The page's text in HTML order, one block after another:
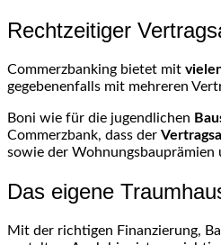
Rechtzeitiger
Commerzbanking bietet mit
gegebenenfalls mit mehreren
Boni wie für die jugendlichen
Commerzbank, dass der
sowie der Wohnungsbauprämien
Das eigene
Mit der richtigen Finanzierung,